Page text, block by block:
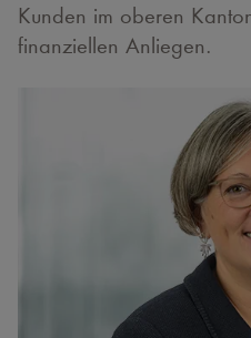
Kunden im oberen
finanziellen Anliegen.